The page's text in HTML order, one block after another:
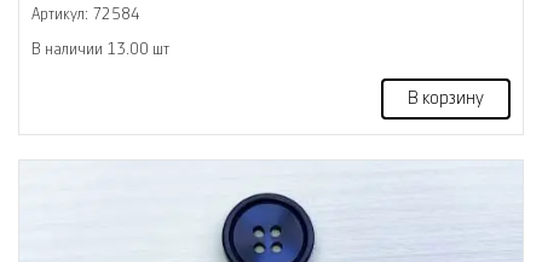
Артикул: 72584
В наличии 13.00 шт
В корзину